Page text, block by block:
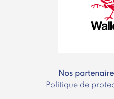
Nos
Politique de